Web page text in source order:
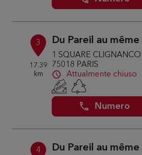
3
17.39
km
Du Pareil au
1 SQUARE
75018 PARIS
Attualmente chiuso
Numero
4 Du Pareil au même